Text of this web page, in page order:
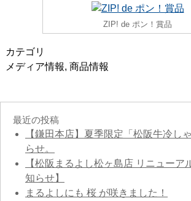
ZIP! de ポン！賞品
カテゴリ
メディア情報, 商品情報
最近の投稿
【鎌田本店】夏季限定「松阪牛冷し
らせ。
【松阪まるよし松ヶ島店 リニューア
知らせ】
まるよしにも 桜 が咲きました！